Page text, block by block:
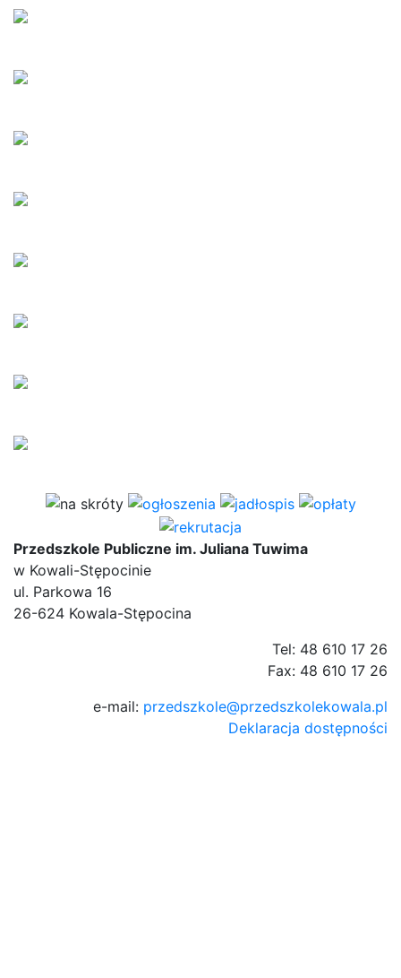
Przedszkole Publiczne im. Juliana Tuwima
w Kowali-Stępocinie
ul. Parkowa 16
26-624 Kowala-Stępocina
Tel: 48 610 17 26
Fax: 48 610 17 26
e-mail: przedszkole@przedszkolekowala.pl
Deklaracja dostępności